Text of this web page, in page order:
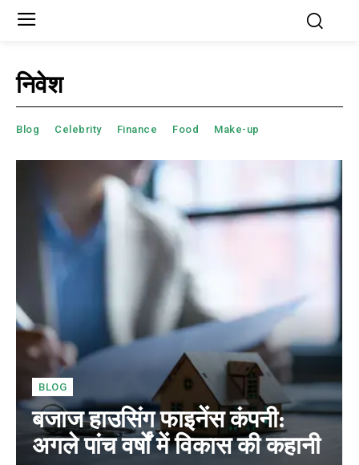
निवेश
Blog Celebrity Finance Food Make-up
BLOG
बजाज हाउसिंग फाइनेंस कंपनी:
अगले पांच वर्षों में विकास की कहानी